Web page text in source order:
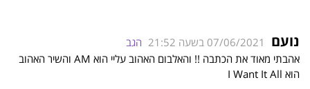
נועם 07/06/2021 בשעה 21:52
הגב
אהבתי מאוד את הכתבה !! והאלבום האהוב עליי הוא AM והשיר האהוב
הוא I Want It All